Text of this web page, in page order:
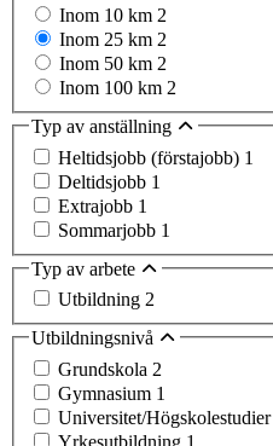
Inom 10 km 2
Inom 25 km 2
Inom 50 km 2
Inom 100 km 2
Typ av anställning
Heltidsjobb (förstajobb) 1
Deltidsjobb 1
Extrajobb 1
Sommarjobb 1
Typ av arbete
Utbildning 2
Utbildningsnivå
Grundskola 2
Gymnasium 1
Universitet/Högskolestudier
Yrkesutbildning 1